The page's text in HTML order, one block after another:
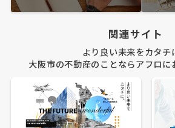
関連サイト
より良い未来をカタチ
大阪市の不動産のことならアフロに